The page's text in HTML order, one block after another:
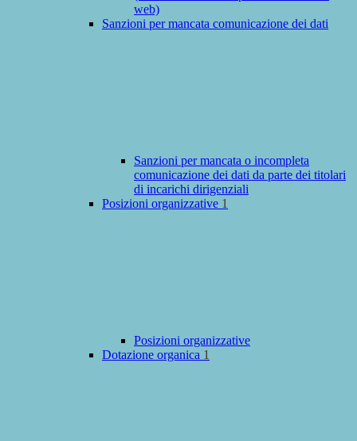
web)
Sanzioni per mancata comunicazione dei dati
Sanzioni per mancata o incompleta
comunicazione dei dati da parte dei titolari
di incarichi dirigenziali
Posizioni organizzative 1
Posizioni organizzative
Dotazione organica 1